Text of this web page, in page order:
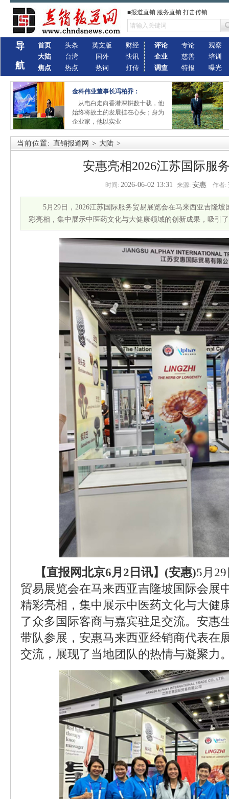
■报道直销 服务直销 打击传销
导
航
首页
大陆
焦点
头条
台湾
热点
英文版
国外
热词
财经
快讯
打传
评论
企业
调查
专论
慈善
特报
观察
培训
曝光
金科伟业董事长冯柏乔：
从电白走向香港深耕数十载，他
始终将故土的发展挂在心头；身为
企业家，他以实业
当前位置: 直销报道网 > 大陆 >
安惠亮相2026江苏国际服
时间: 2026-06-02 13:31 来源: 安惠 作者:
5月29日，2026江苏国际服务贸易展览会在马来西亚吉隆
彩亮相，集中展示中医药文化与大健康领域的创新成果，吸引
【直报网北京6月2日讯】(安惠)5月
贸易展览会在马来西亚吉隆坡国际会展
精彩亮相，集中展示中医药文化与大健
了众多国际客商与嘉宾驻足交流。安惠
带队参展，安惠马来西亚经销商代表在
交流，展现了当地团队的热情与凝聚力